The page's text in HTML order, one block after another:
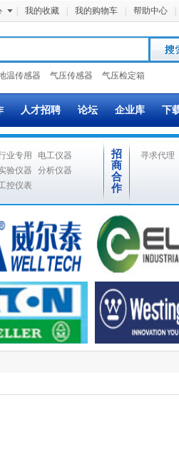
我的收藏 我的购物车 帮助中心
温传感器 气压传感器 气压检定箱
人才招聘 论坛 企业库 下
业专用
电工仪器
验仪器
分析仪器
控仪表
招
商
合
作
寻求代理